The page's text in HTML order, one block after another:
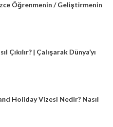
Öğrenmenin / Geliştirmenin
Çıkılır? | Çalışarak Dünya’yı
Holiday Vizesi Nedir? Nasıl